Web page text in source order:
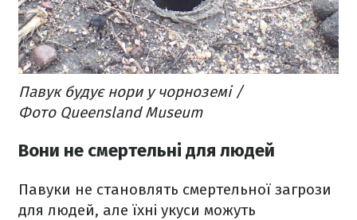
Павук будує нори у чорноземі /
Фото Queensland Museum​
Вони не смертельні для людей
Павуки не становлять смертельної загрози
для людей, але їхні укуси можуть